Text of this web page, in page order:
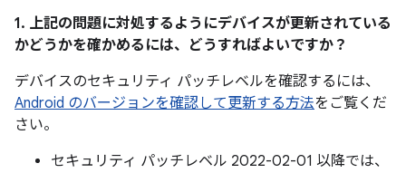
1. 上記の問題に対処するようにデバイスが更新されている
かどうかを確かめるには、どうすればよいですか？
デバイスのセキュリティ パッチレベルを確認するには、
Android のバージョンを確認して更新する方法をご覧くだ
さい。
セキュリティ パッチレベル 2022-02-01 以降では、